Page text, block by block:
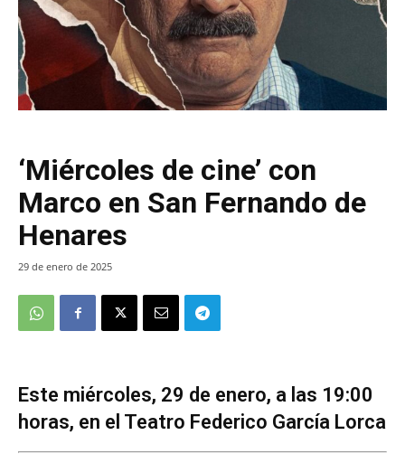
‘Miércoles de cine’ con
Marco en San Fernando de
Henares
29 de enero de 2025
Este miércoles, 29 de enero, a las 19:00
horas, en el Teatro Federico García Lorca